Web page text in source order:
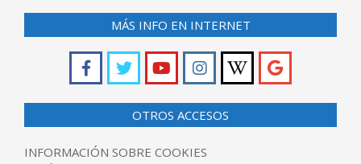
MÁS INFO EN INTERNET
OTROS ACCESOS
INFORMACIÓN SOBRE COOKIES